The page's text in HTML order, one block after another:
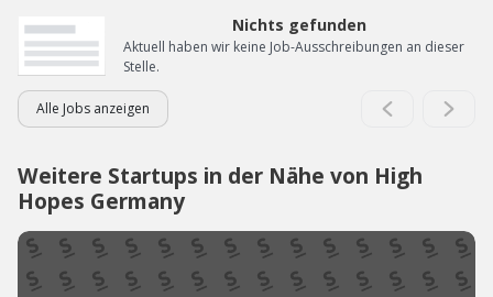
Nichts gefunden
Aktuell haben wir keine Job-Ausschreibungen an dieser
Stelle.
Alle Jobs anzeigen
Weitere Startups in der Nähe von High
Hopes Germany